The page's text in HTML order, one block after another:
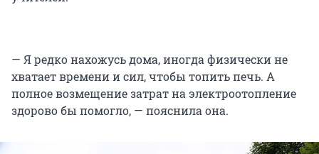
— Я редко нахожусь дома, иногда физически не
хватает времени и сил, чтобы топить печь. А
полное возмещение затрат на электроотопление
здорово бы помогло, — пояснила она.